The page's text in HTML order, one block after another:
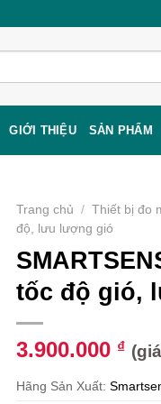
GIỚI THIỆU SẢN PHẨM
Trang chủ / Thiết bị đo
độ, lưu lượng gió
tốc độ gió,
3.900.000 ₫
Hãng Sản Xuất: